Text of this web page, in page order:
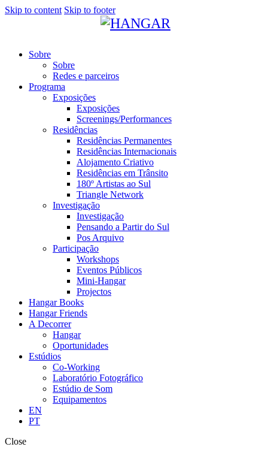
Skip to content Skip to footer
Sobre
Sobre
Redes e parceiros
Programa
Exposições
Exposições
Screenings/Performances
Residências
Residências Permanentes
Residências Internacionais
Alojamento Criativo
Residências em Trânsito
180º Artistas ao Sul
Triangle Network
Investigação
Investigação
Pensando a Partir do Sul
Pos Arquivo
Participação
Workshops
Eventos Públicos
Mini-Hangar
Projectos
Hangar Books
Hangar Friends
A Decorrer
Hangar
Oportunidades
Estúdios
Co-Working
Laboratório Fotográfico
Estúdio de Som
Equipamentos
EN
PT
Close